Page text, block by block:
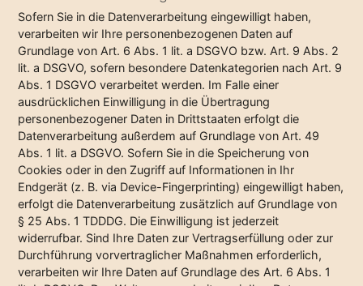
Sofern Sie in die Datenverarbeitung eingewilligt haben,
verarbeiten wir Ihre personenbezogenen Daten auf
Grundlage von Art. 6 Abs. 1 lit. a DSGVO bzw. Art. 9 Abs. 2
lit. a DSGVO, sofern besondere Datenkategorien nach Art. 9
Abs. 1 DSGVO verarbeitet werden. Im Falle einer
ausdrücklichen Einwilligung in die Übertragung
personenbezogener Daten in Drittstaaten erfolgt die
Datenverarbeitung außerdem auf Grundlage von Art. 49
Abs. 1 lit. a DSGVO. Sofern Sie in die Speicherung von
Cookies oder in den Zugriff auf Informationen in Ihr
Endgerät (z. B. via Device-Fingerprinting) eingewilligt haben,
erfolgt die Datenverarbeitung zusätzlich auf Grundlage von
§ 25 Abs. 1 TDDDG. Die Einwilligung ist jederzeit
widerrufbar. Sind Ihre Daten zur Vertragserfüllung oder zur
Durchführung vorvertraglicher Maßnahmen erforderlich,
verarbeiten wir Ihre Daten auf Grundlage des Art. 6 Abs. 1